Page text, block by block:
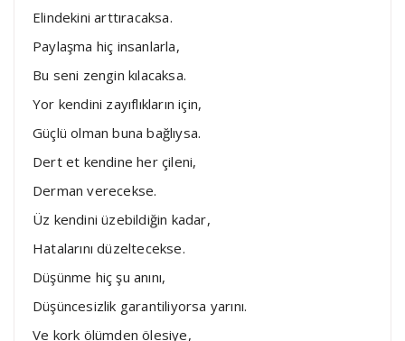
Elindekini arttıracaksa.
Paylaşma hiç insanlarla,
Bu seni zengin kılacaksa.
Yor kendini zayıflıkların için,
Güçlü olman buna bağlıysa.
Dert et kendine her çileni,
Derman verecekse.
Üz kendini üzebildiğin kadar,
Hatalarını düzeltecekse.
Düşünme hiç şu anını,
Düşüncesizlik garantiliyorsa yarını.
Ve kork ölümden ölesiye,